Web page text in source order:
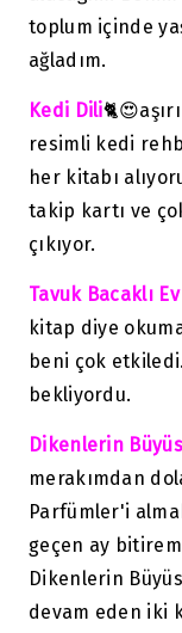
toplum içinde
ağladım.
Kedi Dili
resimli kedi
her kitabı
takip kartı ve
çıkıyor.
Tavuk Bacaklı Ev
kitap diye
beni çok
bekliyordu.
Dikenlerin
merakımdan
Parfümler'i
geçen ay
Dikenlerin
devam eden iki